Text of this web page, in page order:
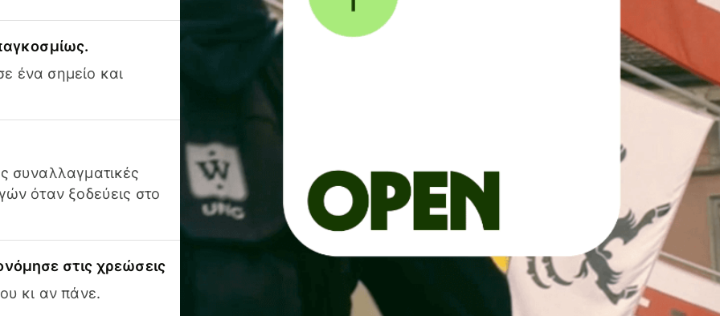
ένα σημείο και
συναλλαγματικές
όταν ξοδεύεις στο
στις χρεώσεις
κι αν πάνε.